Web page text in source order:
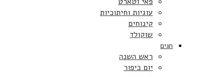
עוגיות וחיתוכיות
קינוחים
שוקולד
חגים
ראש השנה
יום כיפור